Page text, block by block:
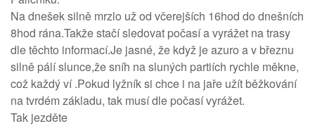
Na dnešek silně mrzlo už od včerejších 16hod do dnešních
8hod rána.Takže stačí sledovat počasí a vyrážet na trasy
dle těchto informací.Je jasné, že když je azuro a v březnu
silně pálí slunce,že sníh na sluných partiích rychle měkne,
což každý ví .Pokud lyžník si chce i na jaře užít běžkování
na tvrdém základu, tak musí dle počasí vyrážet.
Tak jezděte